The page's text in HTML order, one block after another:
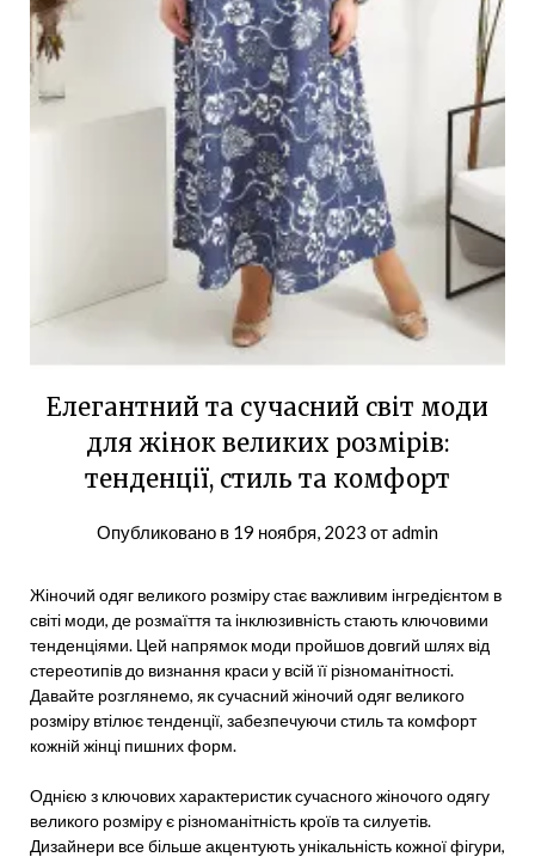
Елегантний та сучасний світ моди
для жінок великих розмірів:
тенденції, стиль та комфорт
Опубликовано в 19 ноября, 2023 отadmin
Жіночий одяг великого розміру стає важливим інгредієнтом в
світі моди, де розмаїття та інклюзивність стають ключовими
тенденціями. Цей напрямок моди пройшов довгий шлях від
стереотипів до визнання краси у всій її різноманітності.
Давайте розглянемо, як сучасний жіночий одяг великого
розміру втілює тенденції, забезпечуючи стиль та комфорт
кожній жінці пишних форм.
Однією з ключових характеристик сучасного жіночого одягу
великого розміру є різноманітність кроїв та силуетів.
Дизайнери все більше акцентують унікальність кожної фігури,